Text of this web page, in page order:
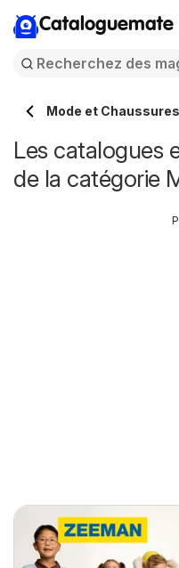
Cataloguemate
Mode et
Les catalogues
de la catégorie